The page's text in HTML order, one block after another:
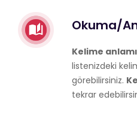
Okuma/
Kelime anlamı
listenizdeki
görebilirsiniz.
tekrar